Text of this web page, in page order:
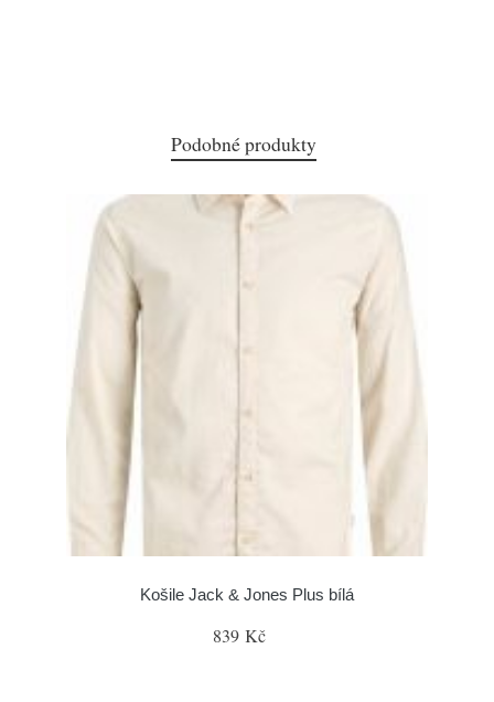
Podobné produkty
Košile Jack & Jones Plus bílá
839 Kč